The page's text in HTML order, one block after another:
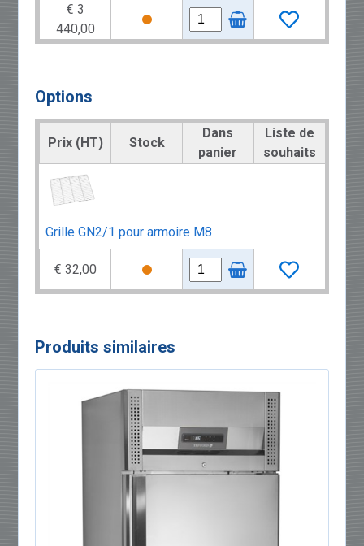
€ 3
440,00
Options
Prix (HT) Stock
Dans
panier
Liste de
souhaits
Grille GN2/1 pour armoire M8
€ 32,00
Produits similaires